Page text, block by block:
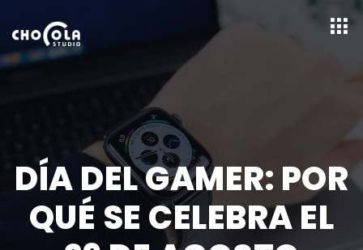
DÍA DEL GAMER: POR
QUÉ SE CELEBRA EL